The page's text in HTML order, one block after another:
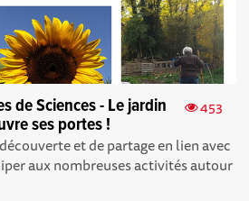
453
de Sciences - Le jardin
ses portes !
et de partage en lien avec
aux nombreuses activités autour